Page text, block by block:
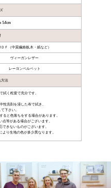
5.4cm
ＤＦ（中質繊維板,木・紙など）
ヴィーガンレザー
レーヨンベルベット
方法
拭く程度で充分です。
性洗剤を浸した布で拭き、
下さい。
ると色落ちをする場合があります。
点等がある場合がございます。
できないものがございます。
より生地の色が多少異なります。